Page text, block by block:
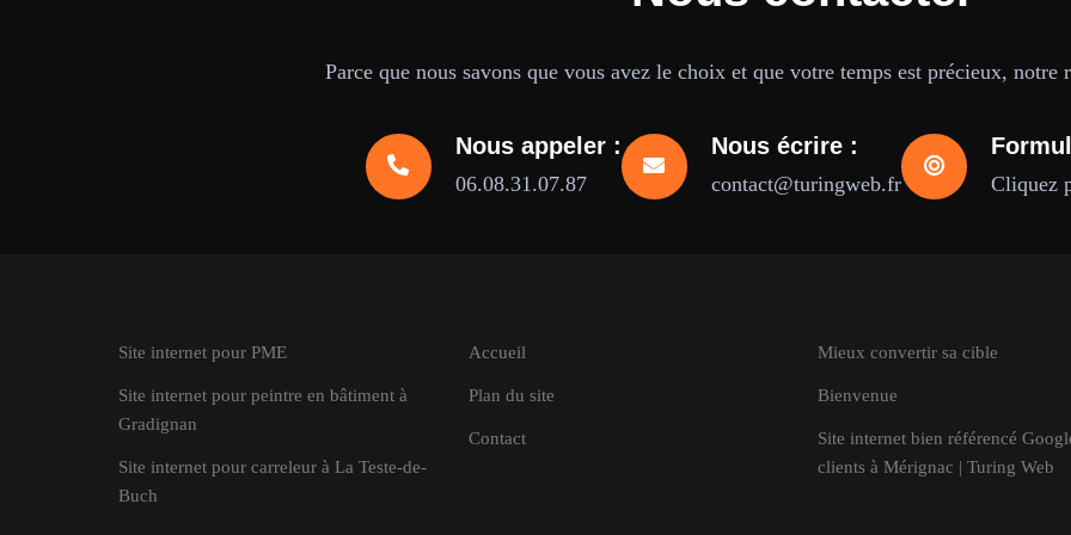
Parce que nous savons que vous avez le choix et que votre temps est précieux,
Nous appeler :
06.08.31.07.87
Nous écrire :
contact@turingweb.fr Cliquez
Site internet pour PME
Site internet pour peintre en bâtiment à
Gradignan
Site internet pour carreleur à La Teste-de-
Buch
Accueil
Plan du site
Contact
Mieux convertir sa cible
Bienvenue
Site internet bien référencé
clients à Mérignac | Turing Web